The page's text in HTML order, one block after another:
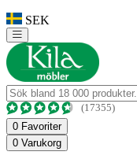
SEK
(17355)
0 Favoriter
0 Varukorg